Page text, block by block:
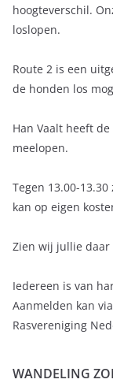
hoogteverschil.
loslopen.
Route 2 is een
de honden los
Han Vaalt heeft
meelopen.
Tegen 13.00-
kan op eigen
Zien wij jullie daar
Iedereen is van
Aanmelden kan
Rasvereniging
WANDELING